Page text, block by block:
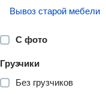
Вывоз старой мебели
С фото
Грузчики
Без грузчиков